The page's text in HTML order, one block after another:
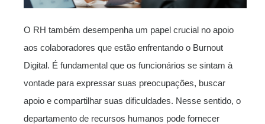
O RH também desempenha um papel crucial no apoio
aos colaboradores que estão enfrentando o Burnout
Digital. É fundamental que os funcionários se sintam à
vontade para expressar suas preocupações, buscar
apoio e compartilhar suas dificuldades. Nesse sentido, o
departamento de recursos humanos pode fornecer